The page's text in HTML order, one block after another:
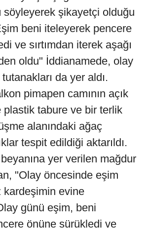
söyleyerek şikayetçi olduğu
beni iteleyerek pencere
ve sırtımdan iterek aşağı
oldu" İddianamede, olay
da yer aldı.
pimapen camının açık
plastik tabure ve bir terlik
alanındaki ağaç
tespit edildiği aktarıldı.
yer verilen mağdur
"Olay öncesinde eşim
kardeşimin evine
günü eşim, beni
önüne sürükledi ve